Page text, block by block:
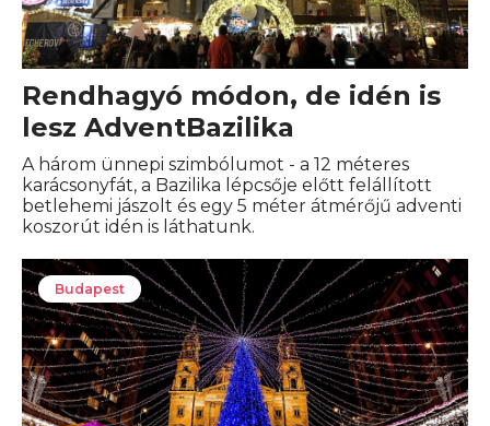
Rendhagyó módon, de idén is
lesz AdventBazilika
A három ünnepi szimbólumot - a 12 méteres
karácsonyfát, a Bazilika lépcsője előtt felállított
betlehemi jászolt és egy 5 méter átmérőjű adventi
koszorút idén is láthatunk.
Budapest